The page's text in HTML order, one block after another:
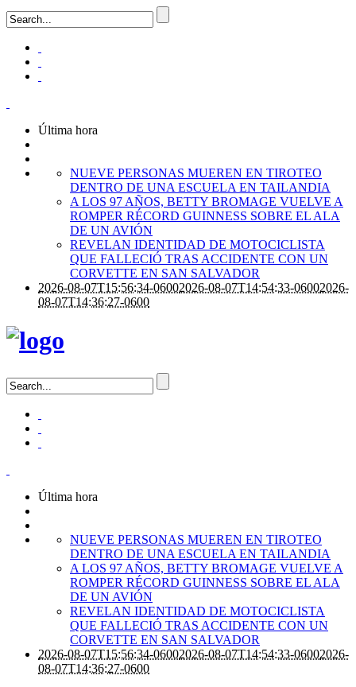
Última hora
NUEVE PERSONAS MUEREN EN TIROTEO
DENTRO DE UNA ESCUELA EN TAILANDIA
A LOS 97 AÑOS, BETTY BROMAGE VUELVE A
ROMPER RÉCORD GUINNESS SOBRE EL ALA
DE UN AVIÓN
REVELAN IDENTIDAD DE MOTOCICLISTA
QUE FALLECIÓ TRAS ACCIDENTE CON UN
CORVETTE EN SAN SALVADOR
2026-08-07T15:56:34-06002026-08-07T14:54:33-06002026-
08-07T14:36:27-0600
Última hora
NUEVE PERSONAS MUEREN EN TIROTEO
DENTRO DE UNA ESCUELA EN TAILANDIA
A LOS 97 AÑOS, BETTY BROMAGE VUELVE A
ROMPER RÉCORD GUINNESS SOBRE EL ALA
DE UN AVIÓN
REVELAN IDENTIDAD DE MOTOCICLISTA
QUE FALLECIÓ TRAS ACCIDENTE CON UN
CORVETTE EN SAN SALVADOR
2026-08-07T15:56:34-06002026-08-07T14:54:33-06002026-
08-07T14:36:27-0600